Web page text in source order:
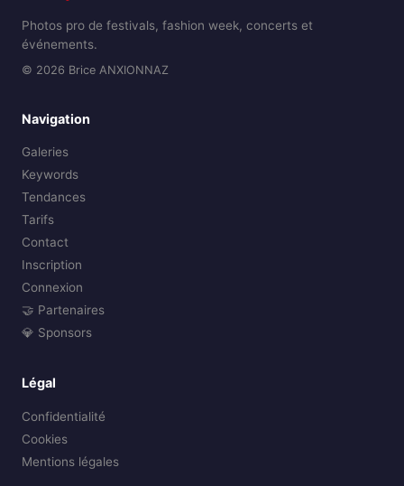
Photos pro de festivals, fashion week, concerts et
événements.
© 2026 Brice ANXIONNAZ
Navigation
Galeries
Keywords
Tendances
Tarifs
Contact
Inscription
Connexion
🤝 Partenaires
💎 Sponsors
Légal
Confidentialité
Cookies
Mentions légales